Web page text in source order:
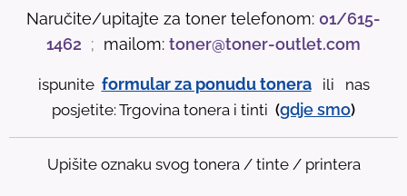
Naručite/upitajte za toner telefonom: 01/615-
1462 ; mailom: toner@toner-outlet.com
ispunite formular za ponudu tonera
ili nas
posjetite: Trgovina tonera i tinti (gdjesmo)
Upišite oznaku svog tonera / tinte / printera